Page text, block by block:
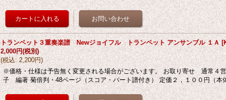
トランペット３重奏楽譜 Newジョイフル トランペット アンサンブル １Ａ [
2,000円(税別)
(税込: 2,200円)
※価格・仕様は予告無く変更される場合がございます。 お取り寄せ 通常４
子 編著 菊倍判・48ページ（スコア・パート譜付き） 定価２，１００円（